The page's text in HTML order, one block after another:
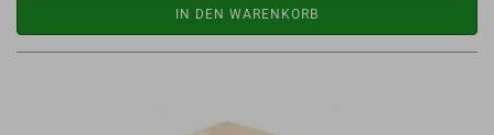
IN DEN WARENKORB